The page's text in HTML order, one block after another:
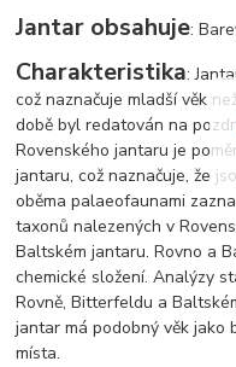
Jantar obsahuje:
Charakteristika:
což naznačuje mladší věk
době byl redatován na
Rovenského jantaru je
jantaru, což naznačuje, že
oběma palaeofaunami
taxonů nalezených v
Baltském jantaru. Rovno a
chemické složení. Analýzy
Rovně, Bitterfeldu a
jantar má podobný věk jako
místa.